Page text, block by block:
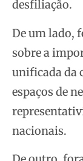
desfiliação.
De um lado,
sobre a
unificada da
espaços de
nacionais.